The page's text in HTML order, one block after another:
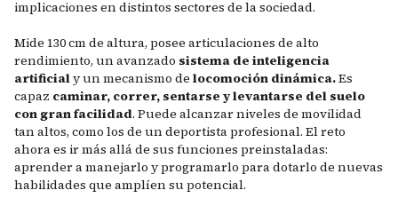
implicaciones en distintos sectores de la sociedad.
Mide 130 cm de altura, posee articulaciones de alto
rendimiento, un avanzado sistema de inteligencia
artificialy un mecanismo de locomoción dinámica.Es
capaz caminar, correr, sentarse y levantarse del suelo
con gran facilidad. Puede alcanzar niveles de movilidad
tan altos, como los de un deportista profesional. El reto
ahora es ir más allá de sus funciones preinstaladas:
aprender a manejarlo y programarlo para dotarlo de nuevas
habilidades que amplíen su potencial.